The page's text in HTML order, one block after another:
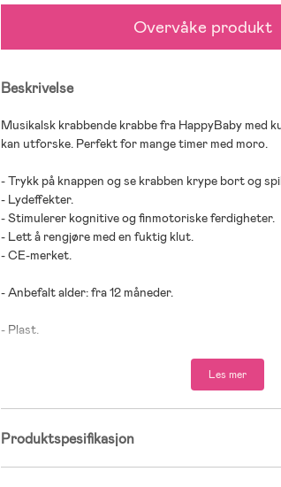
Overvåke produkt
Beskrivelse
Musikalsk krabbende krabbe fra HappyBaby med
kan utforske. Perfekt for mange timer med moro.
- Trykk på knappen og se krabben krype bort og
- Lydeffekter.
- Stimulerer kognitive og finmotoriske ferdigheter.
- Lett å rengjøre med en fuktig klut.
- CE-merket.
- Anbefalt alder: fra 12 måneder.
- Plast.
Les mer
Produktspesifikasjon